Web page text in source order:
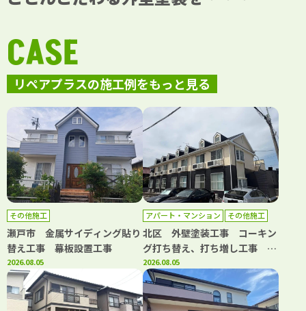
リペアプラスの施工例をもっと見る
CASE
その他施工
瀬戸市 金属サイディング貼り
替え工事 幕板設置工事
2026.08.05
アパート・マンション
その他施工
外壁塗装
屋根塗装 防水工事
北区 外壁塗装工事 コーキン
グ打ち替え、打ち増し工事 屋
根塗装工事 階段・共用部側溝
防水工事 共用部長尺シート工
事 基礎補修工事
2026.08.05